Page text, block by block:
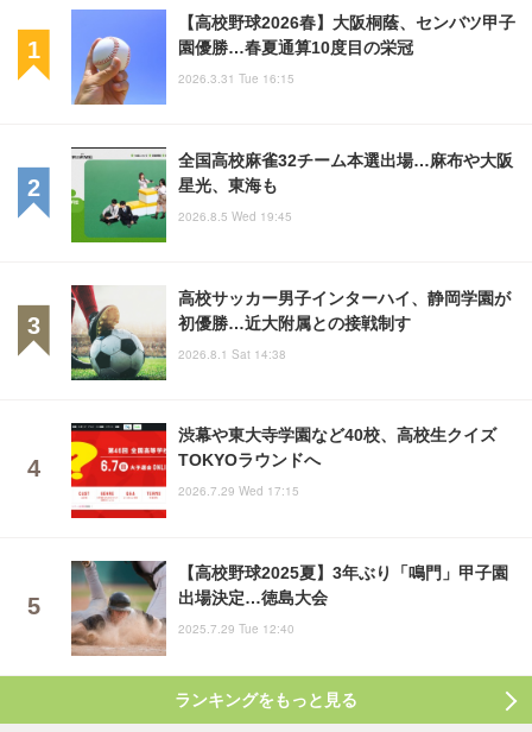
【高校野球2026春】大阪桐蔭、センバツ甲子
園優勝…春夏通算10度目の栄冠
2026.3.31 Tue 16:15
全国高校麻雀32チーム本選出場…麻布や大阪
星光、東海も
2026.8.5 Wed 19:45
高校サッカー男子インターハイ、静岡学園が
初優勝…近大附属との接戦制す
2026.8.1 Sat 14:38
渋幕や東大寺学園など40校、高校生クイズ
TOKYOラウンドへ
2026.7.29 Wed 17:15
【高校野球2025夏】3年ぶり「鳴門」甲子園
出場決定…徳島大会
2025.7.29 Tue 12:40
ランキングをもっと見る